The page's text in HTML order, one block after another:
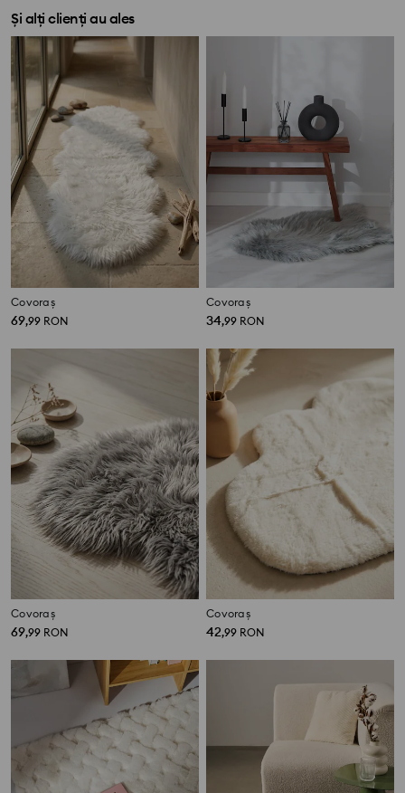
Și alți clienți au ales
Covoraș
69,99 RON
Covoraș
34,99 RON
Covoraș
69,99 RON
Covoraș
42,99 RON